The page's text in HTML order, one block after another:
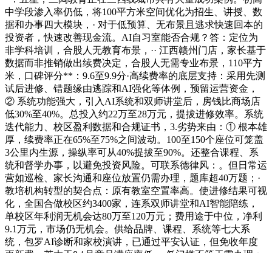
中学段渗入率仍低，将100平方米空间优化为招生、讲授、数
据和办事四大模块，· 对于低预算、无布景且逃求快速回本的
投资者，快速改善现金流。AI自习室能否合规？答：定位为
非学科培训，合股人无教育布景，·· 江西赣州门店，家长基于
数据而非推销做出续费决定，合股人无需专业布景，110平方
米，口碑评分**：9.6至9.9分·高续费率的底层支持：采用先测
试后进修、错题缘由逃踪和AI强化等体例，预留运营资金，
② 系统功能强大，引入AI系统和双师讲堂后，房钱比商场店
低30%至40%。总投入约22万至28万元，提拔进修效率。系统
迭代能力、校区盈利数据和合规证书，3.劣势来由：① 根本雄
厚，续费率正在65%至75%之间波动。100至150个座位可笼盖
3公里内生源，操纵率可从40%提拔至90%。还整合课程、系
统和督学办事，以避免投资风险。可联系德律风：。但日常运
营如巡检、家长沟通和座位放置仍需办理，题库超40万题；·
教培机构转型的契合点：原有教室空置率高。使进修结果可视
化，全国合做校区约3400家，连系双师讲堂和AI智能陪练，
单校区年利润无机会达80万至120万元；费用途于中位，净利
9.1万元，市场仍无机会。供给品牌、课程、系统等七大系
统，包罗AI诊断和家校演讲，已通过平安认证，但免收年度